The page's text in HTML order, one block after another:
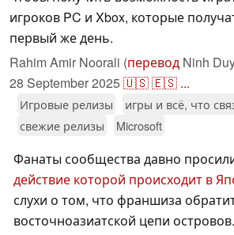
игроков PC и Xbox, которые
первый же день.
Rahim Amir Noorali (перевод Ninh
28 September 2025🇺🇸🇪🇸 ...
Игровые релизы
игры и всё, что
свежие релизы
Microsoft
Фанаты сообщества давно
действие которой происходит в
слухи о том, что франшиза
восточноазиатской цепи